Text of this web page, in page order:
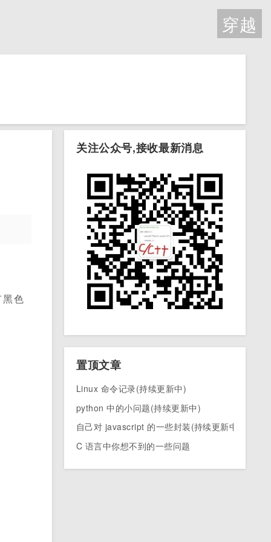
色
关注公众号,接收最新消息
置顶文章
Linux 命令记录(持续更新中)
python 中的小问题(持续更新中)
自己对 javascript 的一些封装(持续更新中)
C 语言中你想不到的一些问题
穿越